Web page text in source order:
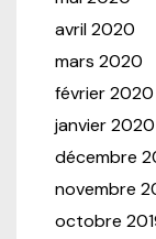
avril 2020
mars 2020
février 2020
janvier 2020
décembre
novembre
octobre